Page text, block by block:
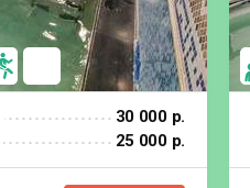
30 000 р.
25 000 р.